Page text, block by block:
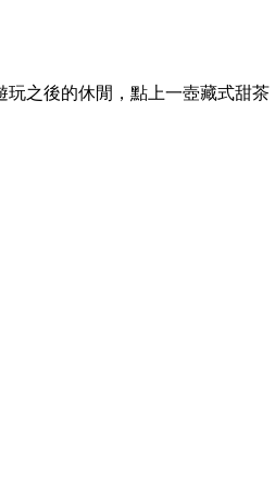
之後的休閒，點上一壺藏式甜